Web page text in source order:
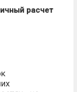
расчет